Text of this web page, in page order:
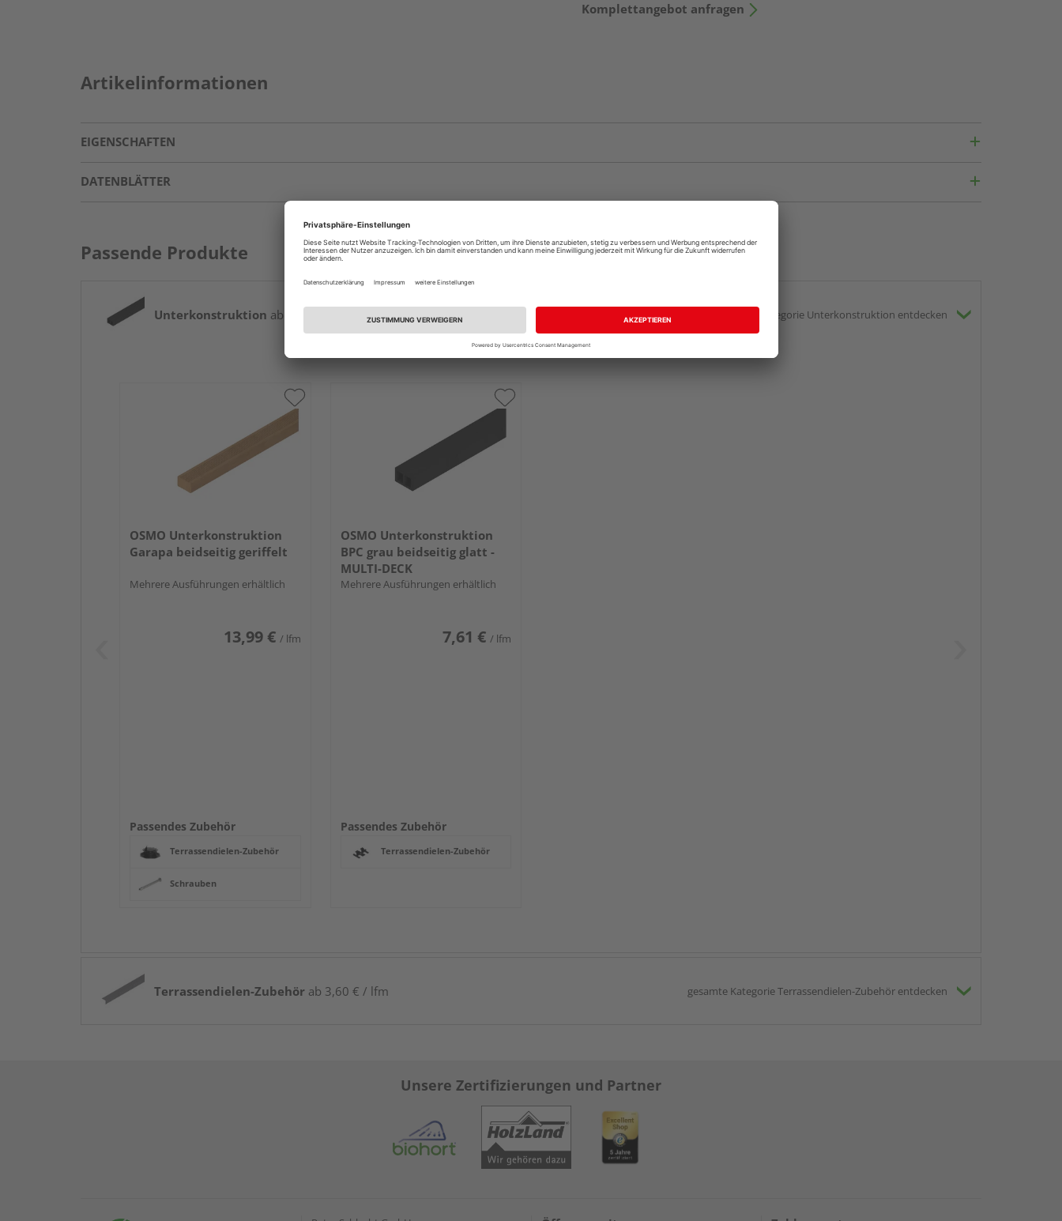
Komplettangebot anfragen
Artikelinformationen
EIGENSCHAFTEN
DATENBLÄTTER
Passende Produkte
Unterkonstruktion ab 7,61 € / lfm gesamte Kategorie Unterkonstruktion entdecken
OSMO Unterkonstruktion
Garapa beidseitig geriffelt
Mehrere Ausführungen erhältlich
13,99 € / lfm
Passendes Zubehör
Terrassendielen-Zubehör
Schrauben
OSMO Unterkonstruktion
BPC grau beidseitig glatt -
MULTI-DECK
Mehrere Ausführungen erhältlich
7,61 € / lfm
Passendes Zubehör
Terrassendielen-Zubehör
Terrassendielen-Zubehör ab 3,60 € / lfm gesamte Kategorie Terrassendielen-Zubehör entdecken
Unsere Zertifizierungen und Partner